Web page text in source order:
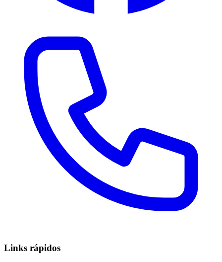
Links rápidos